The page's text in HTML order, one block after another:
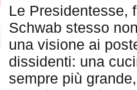
Le Presidentesse,
Schwab stesso
una visione ai
dissidenti: una
sempre più